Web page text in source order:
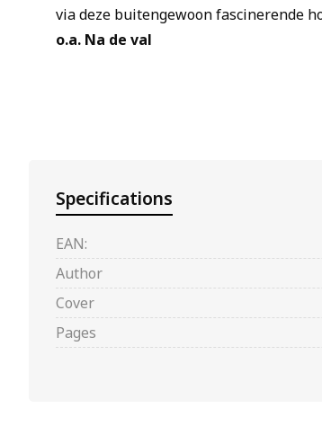
via deze buitengewoon fascinerende
o.a. Na de val
Specifications
EAN:
Author
Cover
Pages